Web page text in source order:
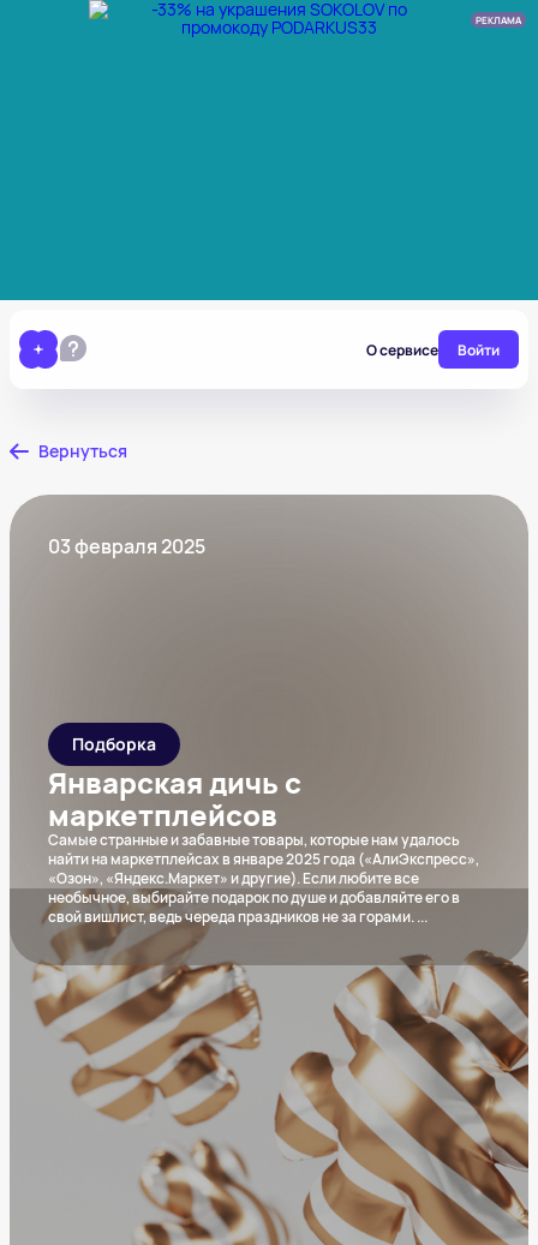
РЕКЛАМА
О сервисе Войти
Вернуться
03 февраля 2025
Подборка
Январская дичь с
маркетплейсов
Самые странные и забавные товары, которые нам удалось
найти на маркетплейсах в январе 2025 года («АлиЭкспресс»,
«Озон», «Яндекс.Маркет» и другие). Если любите все
необычное, выбирайте подарок по душе и добавляйте его в
свой вишлист, ведь череда праздников не за горами....